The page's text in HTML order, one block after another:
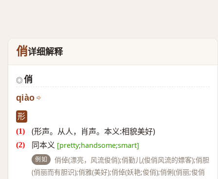
俏详细解释
◎ 俏
qiào
形
(形声。从人，肖声。本义:相貌美好)
同本义 [pretty;handsome;smart]
例如
俏倬(漂亮，风流俊俏);俏勤儿(俊俏风流的嫖客);俏胆
(俏丽而有胆识);俏雅(美好);俏倬(妖艳;俊俏);俏俐(俏丽;俊俏